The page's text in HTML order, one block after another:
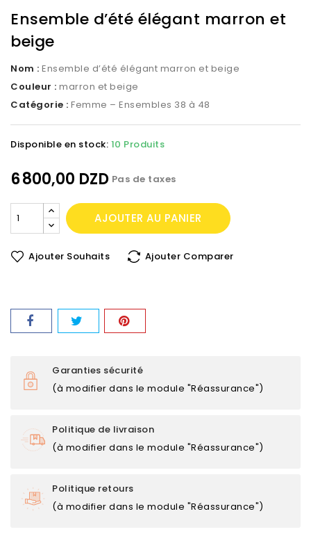
Ensemble d’été élégant marron et
beige
Nom : Ensemble d’été élégant marron et beige
Couleur : marron et beige
Catégorie : Femme – Ensembles 38 à 48
Disponible en stock: 10 Produits
6 800,00 DZD Pas de taxes
AJOUTER AU PANIER
Ajouter Souhaits Ajouter Comparer
Garanties sécurité
(à modifier dans le module "Réassurance")
Politique de livraison
(à modifier dans le module "Réassurance")
Politique retours
(à modifier dans le module "Réassurance")